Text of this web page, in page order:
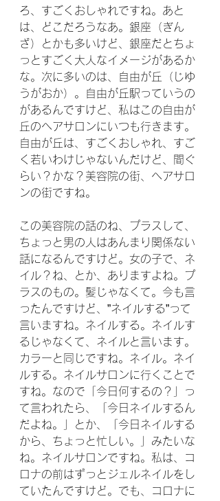
ろ、すごくおしゃれですね。あと
は、どこだろうなあ。銀座（ぎん
ざ）とかも多いけど、銀座だとちょ
っとすごく大人なイメージがあるか
な。次に多いのは、自由が丘（じゆ
うがおか）。自由が丘駅っていうの
があるんですけど、私はこの自由が
丘のヘアサロンにいつも行きます。
自由が丘は、すごくおしゃれ、すご
く若いわけじゃないんだけど、間ぐ
らい？かな？美容院の街、ヘアサロ
ンの街ですね。
この美容院の話のね、プラスして、
ちょっと男の人はあんまり関係ない
話になるんですけど。女の子で、ネ
イル？ね、とか、ありますよね。プ
ラスのもの。髪じゃなくて。今も言
ったんですけど、”ネイルする”って
言いますね。ネイルする。ネイルす
るじゃなくて、ネイルと言います。
カラーと同じですね。ネイル。ネイ
ルする。ネイルサロンに行くことで
すね。なので「今日何するの？」っ
て言われたら、「今日ネイルするん
だよね。」とか、「今日ネイルする
から、ちょっと忙しい。」みたいな
ね。ネイルサロンですね。私は、コ
ロナの前はずっとジェルネイルをし
ていたんですけど。でも、コロナに